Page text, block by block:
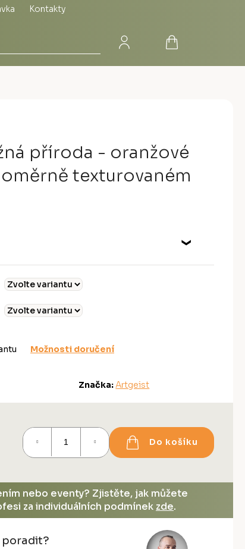
Kontakty
Hledat
Přihlášení Nákupní
příroda - oranžové
texturovaném
Možnosti doručení
Značka: Artgeist
Do košíku
nebo eventy? Zjistěte, jak můžete
za individuálních podmínek zde.
poradit?